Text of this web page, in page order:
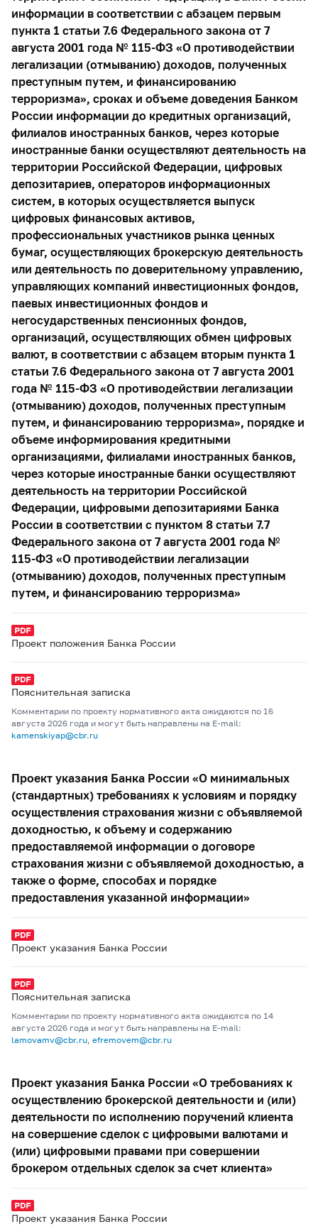
информации в соответствии с абзацем первым
пункта 1 статьи 7.6 Федерального закона от 7
августа 2001 года № 115-ФЗ «О противодействии
легализации (отмыванию) доходов, полученных
преступным путем, и финансированию
терроризма», сроках и объеме доведения Банком
России информации до кредитных организаций,
филиалов иностранных банков, через которые
иностранные банки осуществляют деятельность на
территории Российской Федерации, цифровых
депозитариев, операторов информационных
систем, в которых осуществляется выпуск
цифровых финансовых активов,
профессиональных участников рынка ценных
бумаг, осуществляющих брокерскую деятельность
или деятельность по доверительному управлению,
управляющих компаний инвестиционных фондов,
паевых инвестиционных фондов и
негосударственных пенсионных фондов,
организаций, осуществляющих обмен цифровых
валют, в соответствии с абзацем вторым пункта 1
статьи 7.6 Федерального закона от 7 августа 2001
года № 115-ФЗ «О противодействии легализации
(отмыванию) доходов, полученных преступным
путем, и финансированию терроризма», порядке и
объеме информирования кредитными
организациями, филиалами иностранных банков,
через которые иностранные банки осуществляют
деятельность на территории Российской
Федерации, цифровыми депозитариями Банка
России в соответствии с пунктом 8 статьи 7.7
Федерального закона от 7 августа 2001 года №
115-ФЗ «О противодействии легализации
(отмыванию) доходов, полученных преступным
путем, и финансированию терроризма»
Проект положения Банка России
Пояснительная записка
Комментарии по проекту нормативного акта ожидаются по 16
августа 2026 года и могут быть направлены на E-mail:
kamenskiyap@cbr.ru
Проект указания Банка России «О минимальных
(стандартных) требованиях к условиям и порядку
осуществления страхования жизни с объявляемой
доходностью, к объему и содержанию
предоставляемой информации о договоре
страхования жизни с объявляемой доходностью, а
также о форме, способах и порядке
предоставления указанной информации»
Проект указания Банка России
Пояснительная записка
Комментарии по проекту нормативного акта ожидаются по 14
августа 2026 года и могут быть направлены на E-mail:
lamovamv@cbr.ru, efremovem@cbr.ru
Проект указания Банка России «О требованиях к
осуществлению брокерской деятельности и (или)
деятельности по исполнению поручений клиента
на совершение сделок с цифровыми валютами и
(или) цифровыми правами при совершении
брокером отдельных сделок за счет клиента»
Проект указания Банка России